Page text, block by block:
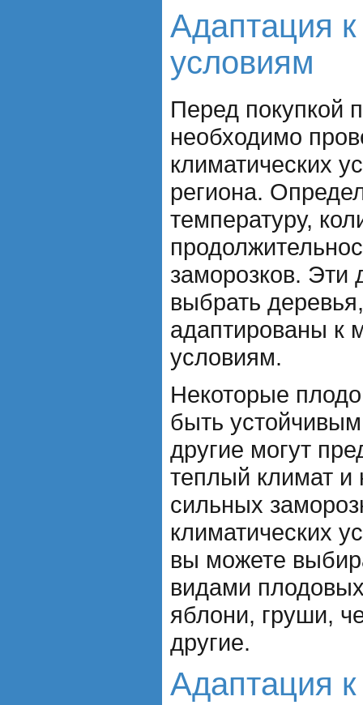
Адаптация
условиям
Перед покупкой
необходимо
климатических
региона.
температуру,
заморозков. Эти
выбрать
адаптированы к
условиям.
Некоторые
быть
другие могут
теплый климат и
сильных
климатических
вы можете
видами
яблони, груши,
другие.
Адаптация